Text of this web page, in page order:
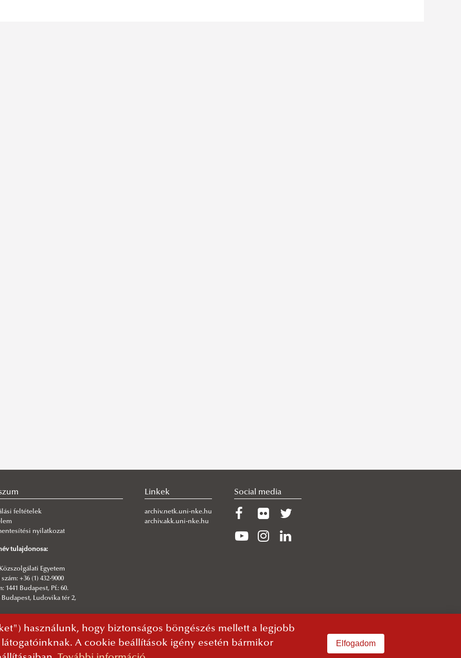
feltételek
nyilatkozat
tulajdonosa:
Egyetem
+36 (1) 432-9000
1441 Budapest, Pf.: 60.
Budapest, Ludovika tér 2,
Igazgatóság | NKE Kommunikáció
Linkek
archiv.netk.uni-nke.hu
archiv.akk.uni-nke.hu
Social media
használunk, hogy biztonságos böngészés mellett a legjobb
A cookie beállítások igény esetén bármikor
Elfogadom